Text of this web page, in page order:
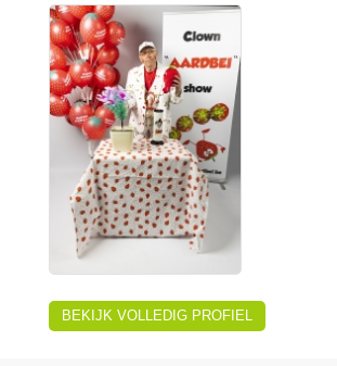
BEKIJK VOLLEDIG PROFIEL